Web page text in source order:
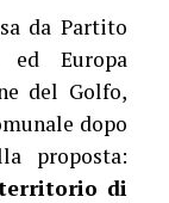
da Partito
Europa
del Golfo,
dopo
proposta:
territorio di